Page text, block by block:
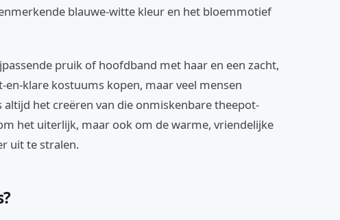
blauwe-witte kleur en het bloemmotief
pruik of hoofdband met haar en een zacht,
en-klare kostuums kopen, maar veel mensen
altijd het creëren van die onmiskenbare theepot-
het uiterlijk, maar ook om de warme, vriendelijke
uit te stralen.